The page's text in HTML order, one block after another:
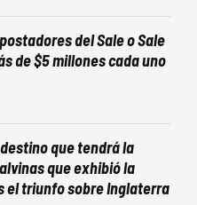
del Sale o Sale
de $5 millones cada uno
que tendrá la
que exhibió la
el triunfo sobre Inglaterra